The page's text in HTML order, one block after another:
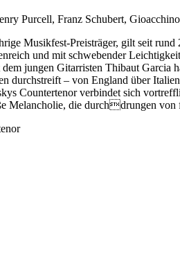
Purcell, Franz Schubert,
Musikfest-Preisträger, gilt seit
und mit schwebender
jungen Gitarristen Thibaut Garcia
durchstreift – von England über
Countertenor verbindet sich
Melancholie, die durchdrungen